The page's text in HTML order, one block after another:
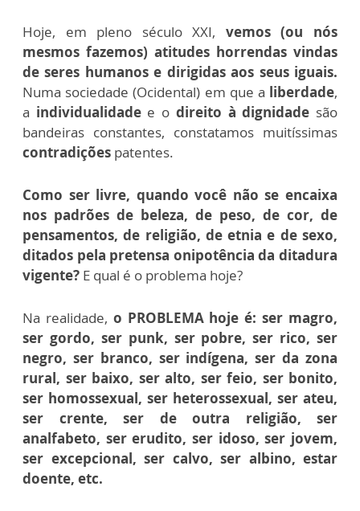
Hoje, em pleno século XXI, vemos (ou nós
mesmos fazemos) atitudes horrendas vindas
de seres humanos e dirigidas aos seus iguais.
Numa sociedade (Ocidental) em que a liberdade,
a individualidadee o direito à dignidade são
bandeiras constantes, constatamos muitíssimas
contradições patentes.
Como ser livre, quando você não se encaixa
nos padrões de beleza, de peso, de cor, de
pensamentos, de religião, de etnia e de sexo,
ditados pela pretensa onipotência da ditadura
vigente? E qual é o problema hoje?
Na realidade, o PROBLEMA hoje é: ser magro,
ser gordo, ser punk, ser pobre, ser rico, ser
negro, ser branco, ser indígena, ser da zona
rural, ser baixo, ser alto, ser feio, ser bonito,
ser homossexual, ser heterossexual, ser ateu,
ser crente, ser de outra religião, ser
analfabeto, ser erudito, ser idoso, ser jovem,
ser excepcional, ser calvo, ser albino, estar
doente, etc.